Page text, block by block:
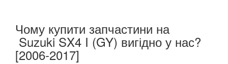
Чому купити запчастини на
Suzuki SX4 I (GY) вигідно у нас?
[2006-2017]